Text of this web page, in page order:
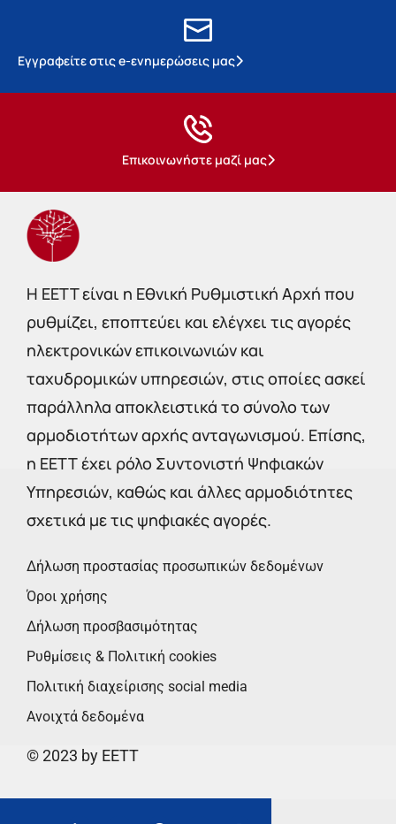
Εγγραφείτε στις e-ενημερώσεις μας
Επικοινωνήστε μαζί μας
Η EETT είναι η Εθνική Ρυθμιστική Αρχή που
ρυθμίζει, εποπτεύει και ελέγχει τις αγορές
ηλεκτρονικών επικοινωνιών και
ταχυδρομικών υπηρεσιών, στις οποίες ασκεί
παράλληλα αποκλειστικά το σύνολο των
αρμοδιοτήτων αρχής ανταγωνισμού. Επίσης,
η ΕΕΤΤ έχει ρόλο Συντονιστή Ψηφιακών
Υπηρεσιών, καθώς και άλλες αρμοδιότητες
σχετικά με τις ψηφιακές αγορές.
Δήλωση προστασίας προσωπικών δεδομένων
Όροι χρήσης
Δήλωση προσβασιμότητας
Ρυθμίσεις & Πολιτική cookies
Πολιτική διαχείρισης social media
Ανοιχτά δεδομένα
© 2023 by EETT